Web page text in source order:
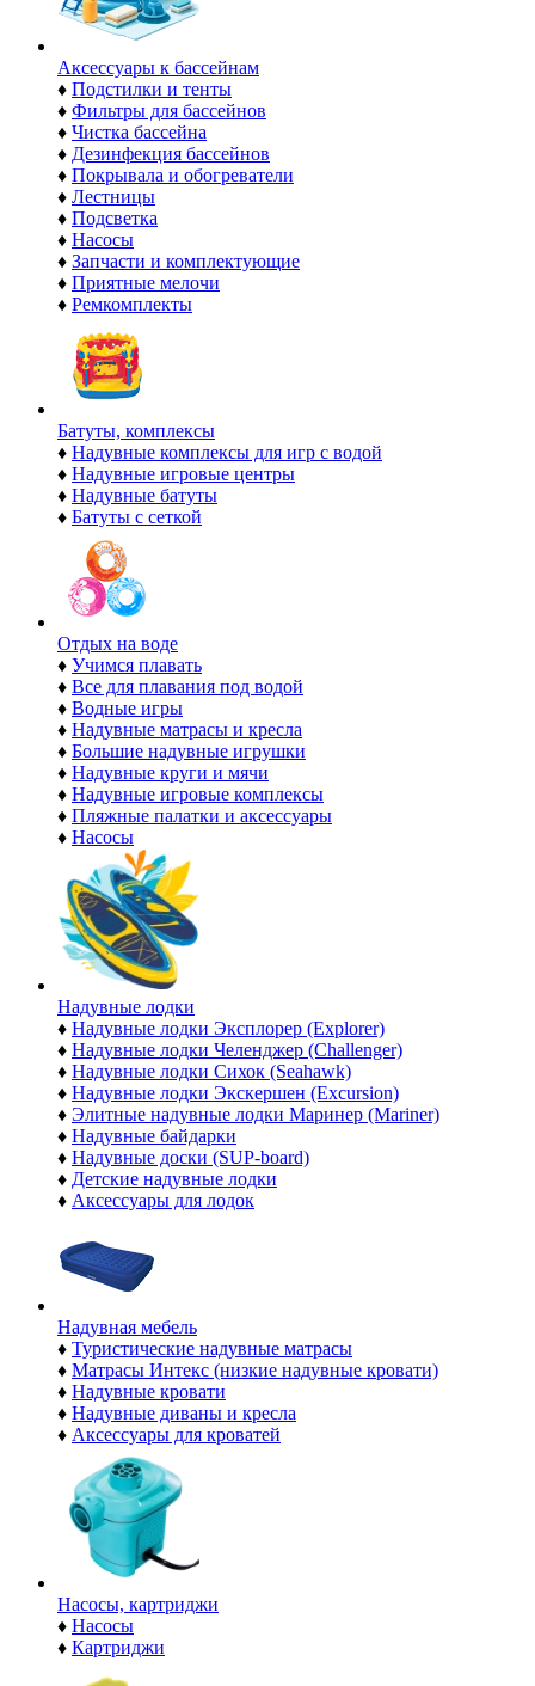
Аксессуары к бассейнам
♦ Подстилки и тенты
♦ Фильтры для бассейнов
♦ Чистка бассейна
♦ Дезинфекция бассейнов
♦ Покрывала и обогреватели
♦ Лестницы
♦ Подсветка
♦ Насосы
♦ Запчасти и комплектующие
♦ Приятные мелочи
♦ Ремкомплекты
Батуты, комплексы
♦ Надувные комплексы для игр с водой
♦ Надувные игровые центры
♦ Надувные батуты
♦ Батуты с сеткой
Отдых на воде
♦ Учимся плавать
♦ Все для плавания под водой
♦ Водные игры
♦ Надувные матрасы и кресла
♦ Большие надувные игрушки
♦ Надувные круги и мячи
♦ Надувные игровые комплексы
♦ Пляжные палатки и аксессуары
♦ Насосы
Надувные лодки
♦ Надувные лодки Эксплорер (Explorer)
♦ Надувные лодки Челенджер (Challenger)
♦ Надувные лодки Сихок (Seahawk)
♦ Надувные лодки Экскершен (Excursion)
♦ Элитные надувные лодки Маринер (Mariner)
♦ Надувные байдарки
♦ Надувные доски (SUP-board)
♦ Детские надувные лодки
♦ Аксессуары для лодок
Надувная мебель
♦ Туристические надувные матрасы
♦ Матрасы Интекс (низкие надувные кровати)
♦ Надувные кровати
♦ Надувные диваны и кресла
♦ Аксессуары для кроватей
Насосы, картриджи
♦ Насосы
♦ Картриджи